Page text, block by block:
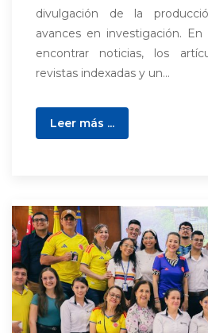
divulgación de la
avances en investigación.
encontrar noticias, los
revistas indexadas y un...
Leer más ...